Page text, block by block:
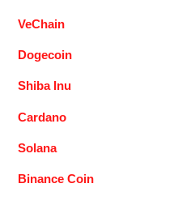
VeChain
Dogecoin
Shiba Inu
Cardano
Solana
Binance Coin